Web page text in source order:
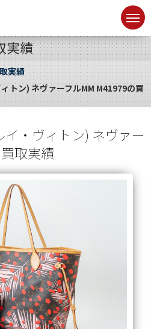
実績
実績
トン) ネヴァーフルMM M41979の買
イ・ヴィトン) ネヴァー
取実績